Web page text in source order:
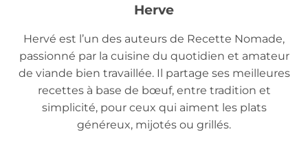
Herve
Hervé est l’un des auteurs de Recette Nomade,
passionné par la cuisine du quotidien et amateur
de viande bien travaillée. Il partage ses meilleures
recettes à base de bœuf, entre tradition et
simplicité, pour ceux qui aiment les plats
généreux, mijotés ou grillés.